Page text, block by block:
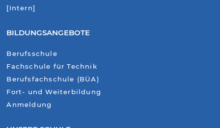
[Intern]
BILDUNGSANGEBOTE
Berufsschule
Fachschule für Technik
Berufsfachschule (BÜA)
Fort- und Weiterbildung
Anmeldung